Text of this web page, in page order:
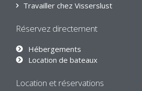
Travailler chez Visserslust
Réservez directement
Hébergements
Location de bateaux
Location et réservations